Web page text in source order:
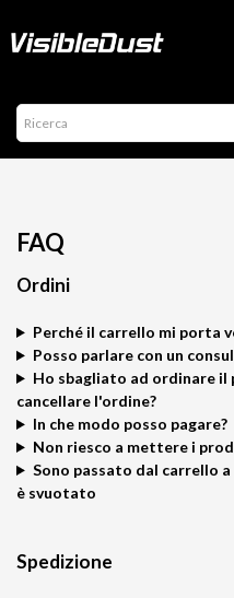
FAQ
Ordini
Perché il carrello mi porta
Posso parlare con un
Ho sbagliato ad ordinare
cancellare l'ordine?
In che modo posso pagare?
Non riesco a mettere i
Sono passato dal carrello
è svuotato
Spedizione